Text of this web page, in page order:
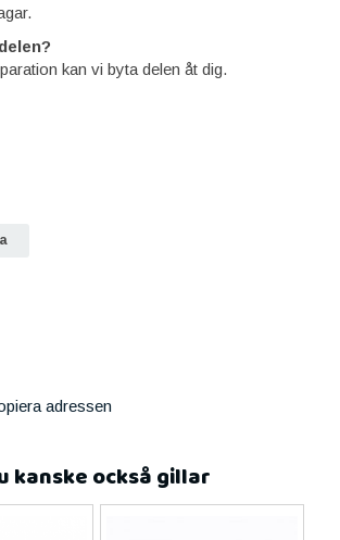
kan vi byta delen åt dig.
adressen
kanske också gillar